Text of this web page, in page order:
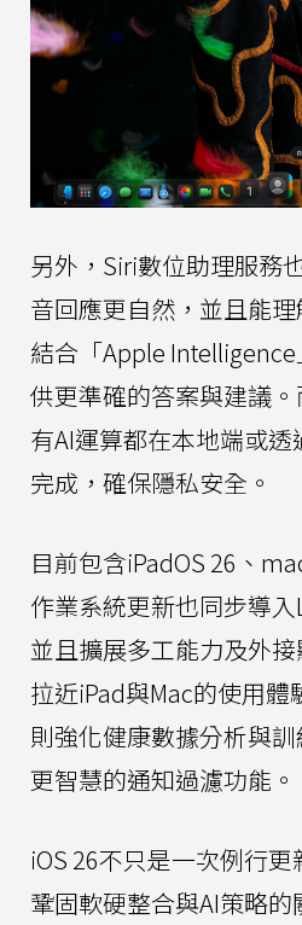
另外，Siri數位助理服務
音回應更自然，並且能理
結合「Apple
供更準確的答案與建議
有AI運算都在本地端或
完成，確保隱私安全。
目前包含iPadOS 26、
作業系統更新也同步導入
並且擴展多工能力及外
拉近iPad與Mac的使用體
則強化健康數據分析與
更智慧的通知過濾功能。
iOS 26不只是一次例行
鞏固軟硬整合與AI策略